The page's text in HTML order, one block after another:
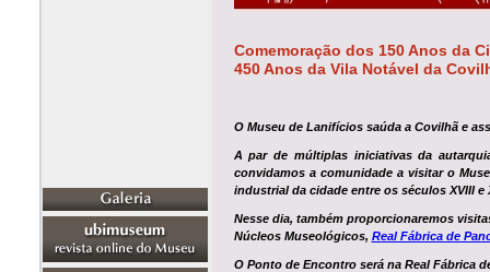
Comemoração dos 150 Anos da
450 Anos da Vila Notável da
O Museu de Lanifícios saúda a Covilhã e
A par de múltiplas iniciativas da
convidamos a comunidade a visitar o
industrial da cidade entre os séculos XVIII e
Nesse dia, também proporcionaremos
Núcleos Museológicos, Real Fábrica de
O Ponto de Encontro será na Real Fábrica